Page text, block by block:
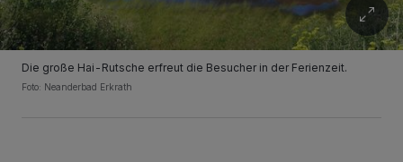
Die große Hai-Rutsche erfreut die Besucher in der Ferienzeit.
Foto: Neanderbad Erkrath